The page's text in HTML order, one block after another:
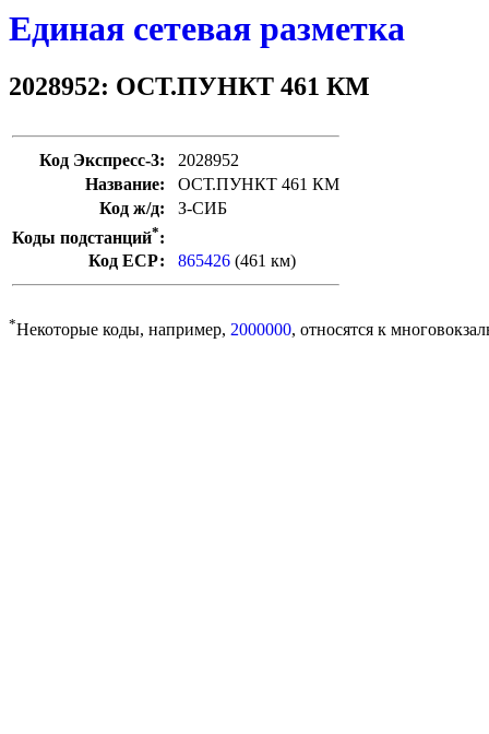
Единая сетевая разметка
2028952: ОСТ.ПУНКТ 461 КМ
Код Экспресс-3:
2028952
Название:
ОСТ.ПУНКТ 461 КМ
Код ж/д:
З-СИБ
Коды подстанций*:
Код ЕСР:
865426 (461 км)
*Некоторые коды, например, 2000000, относятся к